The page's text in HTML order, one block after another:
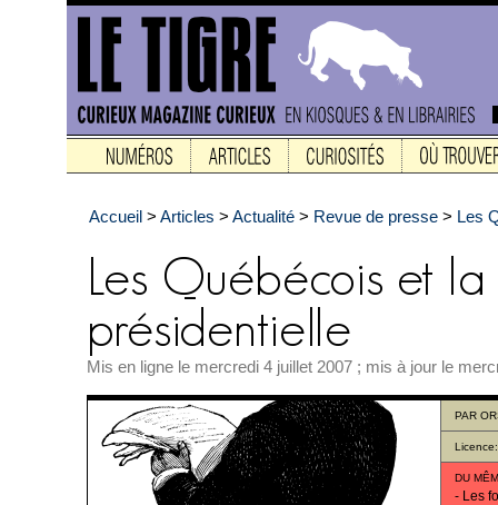
Accueil > Articles > Actualité > Revue de presse > Les
Mis en ligne le mercredi 4 juillet 2007 ; mis à jour le
PAR
DU
- Les